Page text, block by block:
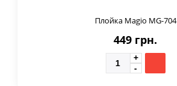
Плойка Magio MG-704
449 грн.